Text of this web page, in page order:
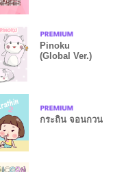
Pinoku
(Global Ver.)
กระถิน จอนกวน